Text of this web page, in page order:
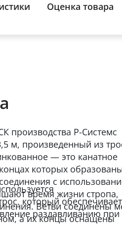
Оценка товара
производства Р-Системс
м, произведенный из
— это канатное
которых
с
время жизни стропа,
Ветви соединены
а их концы оснащены
который обеспечивает
раздавливанию при